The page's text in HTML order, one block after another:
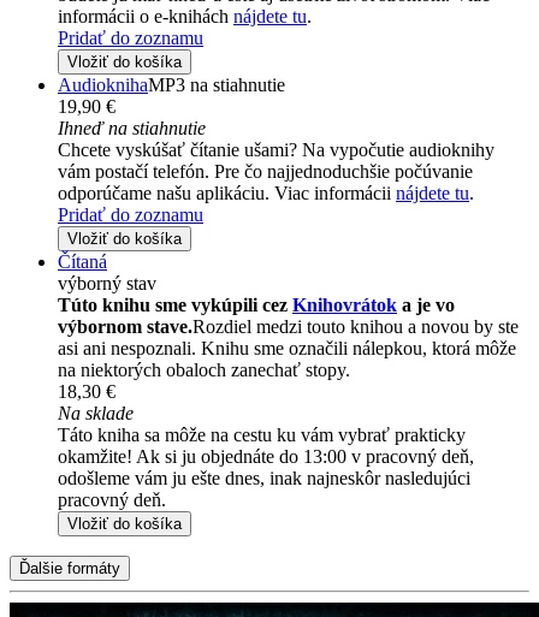
informácii o e-knihách nájdete tu.
Pridať do zoznamu
Vložiť do košíka
AudioknihaMP3 na stiahnutie
19,90 €
Ihneď na stiahnutie
Chcete vyskúšať čítanie ušami? Na vypočutie audioknihy
vám postačí telefón. Pre čo najjednoduchšie počúvanie
odporúčame našu aplikáciu. Viac informácii nájdete tu.
Pridať do zoznamu
Vložiť do košíka
Čítaná
výborný stav
Túto knihu sme vykúpili cez Knihovrátok a je vo
výbornom stave.Rozdiel medzi touto knihou a novou by ste
asi ani nespoznali. Knihu sme označili nálepkou, ktorá môže
na niektorých obaloch zanechať stopy.
18,30 €
Na sklade
Táto kniha sa môže na cestu ku vám vybrať prakticky
okamžite! Ak si ju objednáte do 13:00 v pracovný deň,
odošleme vám ju ešte dnes, inak najneskôr nasledujúci
pracovný deň.
Vložiť do košíka
Ďalšie formáty